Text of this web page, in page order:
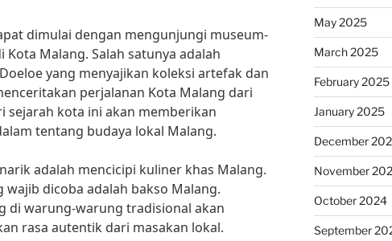
dimulai dengan mengunjungi museum-
Malang. Salah satunya adalah
yang menyajikan koleksi artefak dan
perjalanan Kota Malang dari
sejarah kota ini akan memberikan
tentang budaya lokal Malang.
adalah mencicipi kuliner khas Malang.
wajib dicoba adalah bakso Malang.
di warung-warung tradisional akan
rasa autentik dari masakan lokal.
May 2025
March 2025
February 2025
January 2025
December
November
October 2024
September